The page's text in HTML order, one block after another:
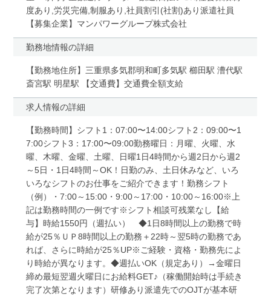
度あり,労災完備,制服あり,社員割引(社割)あり派遣社員
【募集企業】マンパワーグループ株式会社
勤務地情報の詳細
【勤務地住所】三重県多気郡明和町多気駅 櫛田駅 漕代駅
斎宮駅 明星駅 【交通費】交通費全額支給
求人情報の詳細
【勤務時間】シフト1：07:00〜14:00シフト2：09:00〜1
7:00シフト3：17:00〜09:00勤務曜日：月曜、火曜、水
曜、木曜、金曜、土曜、日曜1日4時間から週2日から週2
～5日・1日4時間～OK！日勤のみ、土日休みなど、いろ
いろなシフトのお仕事をご紹介できます！勤務シフト
（例）・7:00～15:00・9:00～17:00・10:00～16:00※上
記は勤務時間の一例です※シフト相談可残業なし【給
与】時給1550円（週払い） ◆1日8時間以上の勤務で時
給が25％ＵＰ8時間以上の勤務＋22時～翌5時の勤務であ
れば、さらに時給が25％UP※ご経験・資格・勤務先によ
り時給が異なります。◆週払いOK（規定あり）→金曜日
締め最短翌週火曜日にお給料GET♪（稼働開始時は手続き
完了次第となります）研修あり派遣先でのOJTが基本研